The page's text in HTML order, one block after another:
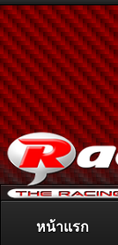
ติดต่อลงโฆษณา
หน้าแรก